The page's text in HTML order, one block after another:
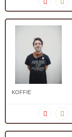
KOFFIE